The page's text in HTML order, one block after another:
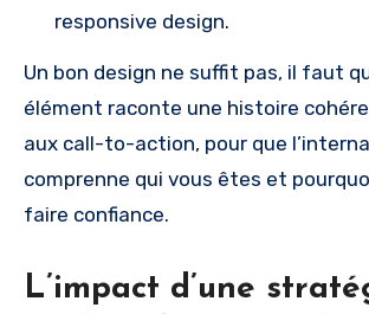
responsive design.
Un bon design ne suffit pas, il faut
élément raconte une histoire
aux call-to-action, pour que
comprenne qui vous êtes et
faire confiance.
L’impact d’une